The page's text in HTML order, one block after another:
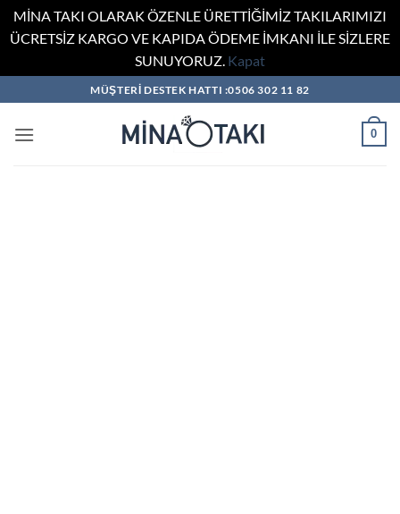
MİNA TAKI OLARAK ÖZENLE ÜRETTİĞİMİZ TAKILARIMIZI
ÜCRETSİZ KARGO VE KAPIDA ÖDEME İMKANI İLE SİZLERE
SUNUYORUZ. Kapat
atla
MÜŞTERİ DESTEK HATTI :0506 302 11 82
0